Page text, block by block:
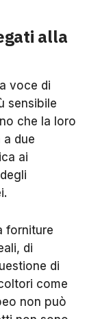
alla
voce di
sensibile
che la loro
due
ai
forniture
di
di
come
non può